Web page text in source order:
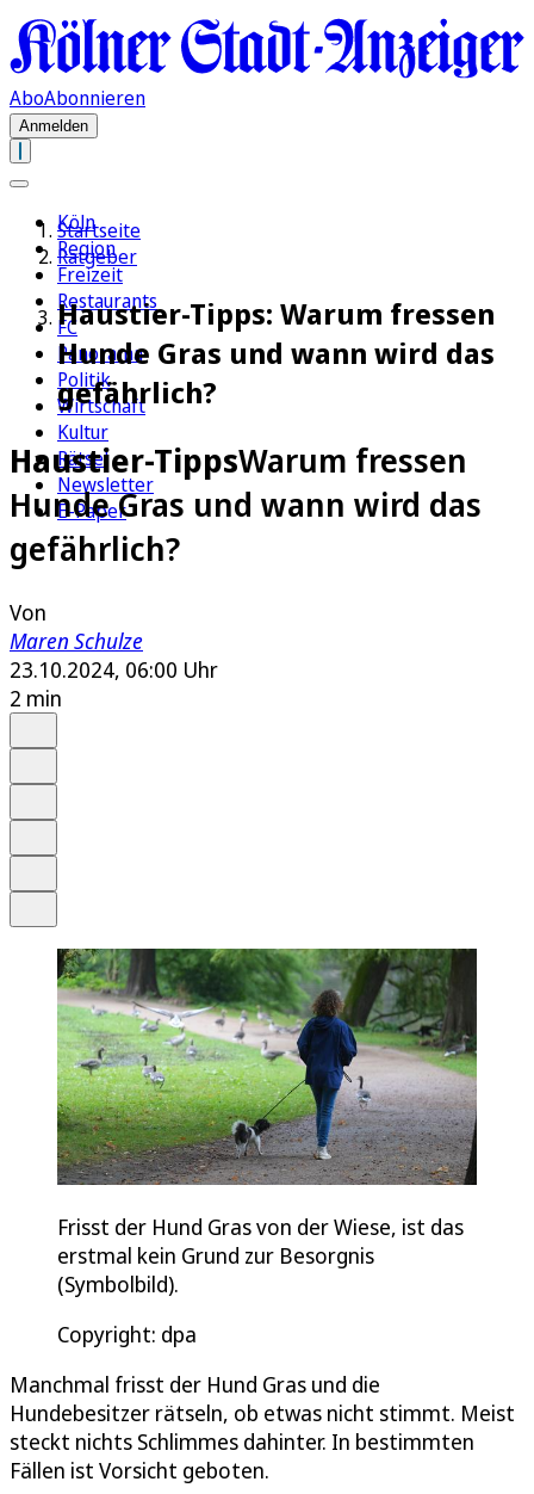
AboAbonnieren
Anmelden
Köln
Region
Freizeit
Restaurants
FC
Panorama
Politik
Wirtschaft
Kultur
Rätsel
Newsletter
E-Paper
Startseite
Ratgeber
Haustier-Tipps: Warum fressen
Hunde Gras und wann wird das
gefährlich?
Haustier-TippsWarum fressen
Hunde Gras und wann wird das
gefährlich?
Von
Maren Schulze
23.10.2024, 06:00 Uhr
2 min
Frisst der Hund Gras von der Wiese, ist das
erstmal kein Grund zur Besorgnis
(Symbolbild).
Copyright: dpa
Manchmal frisst der Hund Gras und die
Hundebesitzer rätseln, ob etwas nicht stimmt. Meist
steckt nichts Schlimmes dahinter. In bestimmten
Fällen ist Vorsicht geboten.